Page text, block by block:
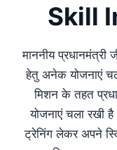
Skill
माननीय प्रधानमंत्री
हेतु अनेक योजनाएं
मिशन के तहत
योजनाएं चला रखी
ट्रेनिंग लेकर अपने